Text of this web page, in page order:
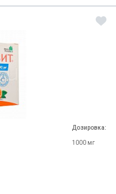
Дозировка:
1000 мг